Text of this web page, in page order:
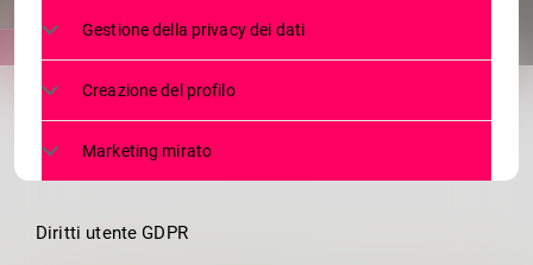
share
email
Gestione della privacy dei dati
Creazione del profilo
Marketing mirato
Diritti utente GDPR